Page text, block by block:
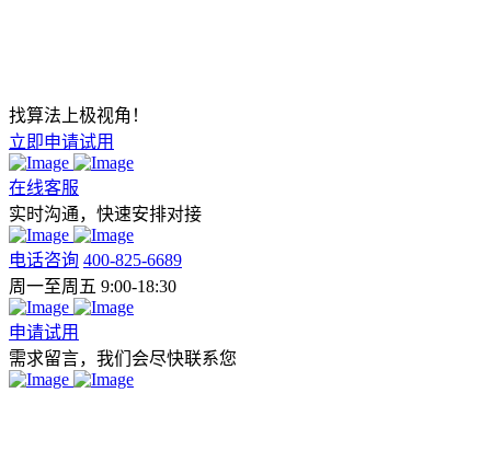
找算法上极视角！
立即申请试用
在线客服
实时沟通，快速安排对接
电话咨询 400-825-6689
周一至周五 9:00-18:30
申请试用
需求留言，我们会尽快联系您